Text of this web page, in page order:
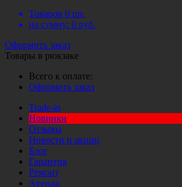
Товаров 0 шт.
на сумму: 0 руб.
Оформить заказ
Товары в рюкзаке
Всего к оплате:
Оформить заказ
Trade-in
Новинки
Отзывы
Новости и акции
Блог
Гарантия
Ремонт
Аренда